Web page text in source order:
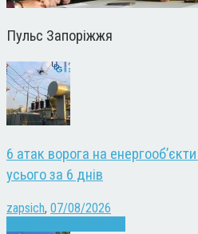
Пульс Запоріжжя
6 атак ворога на
усього за 6 днів
zapsich, 07/08/2026